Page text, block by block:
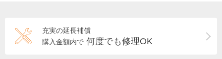
充実の延長補償
購入金額内で 何度でも修理OK